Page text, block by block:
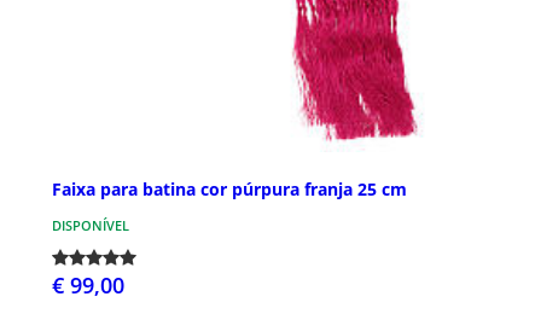
Faixa para batina cor púrpura franja 25 cm
DISPONÍVEL
€ 99,00